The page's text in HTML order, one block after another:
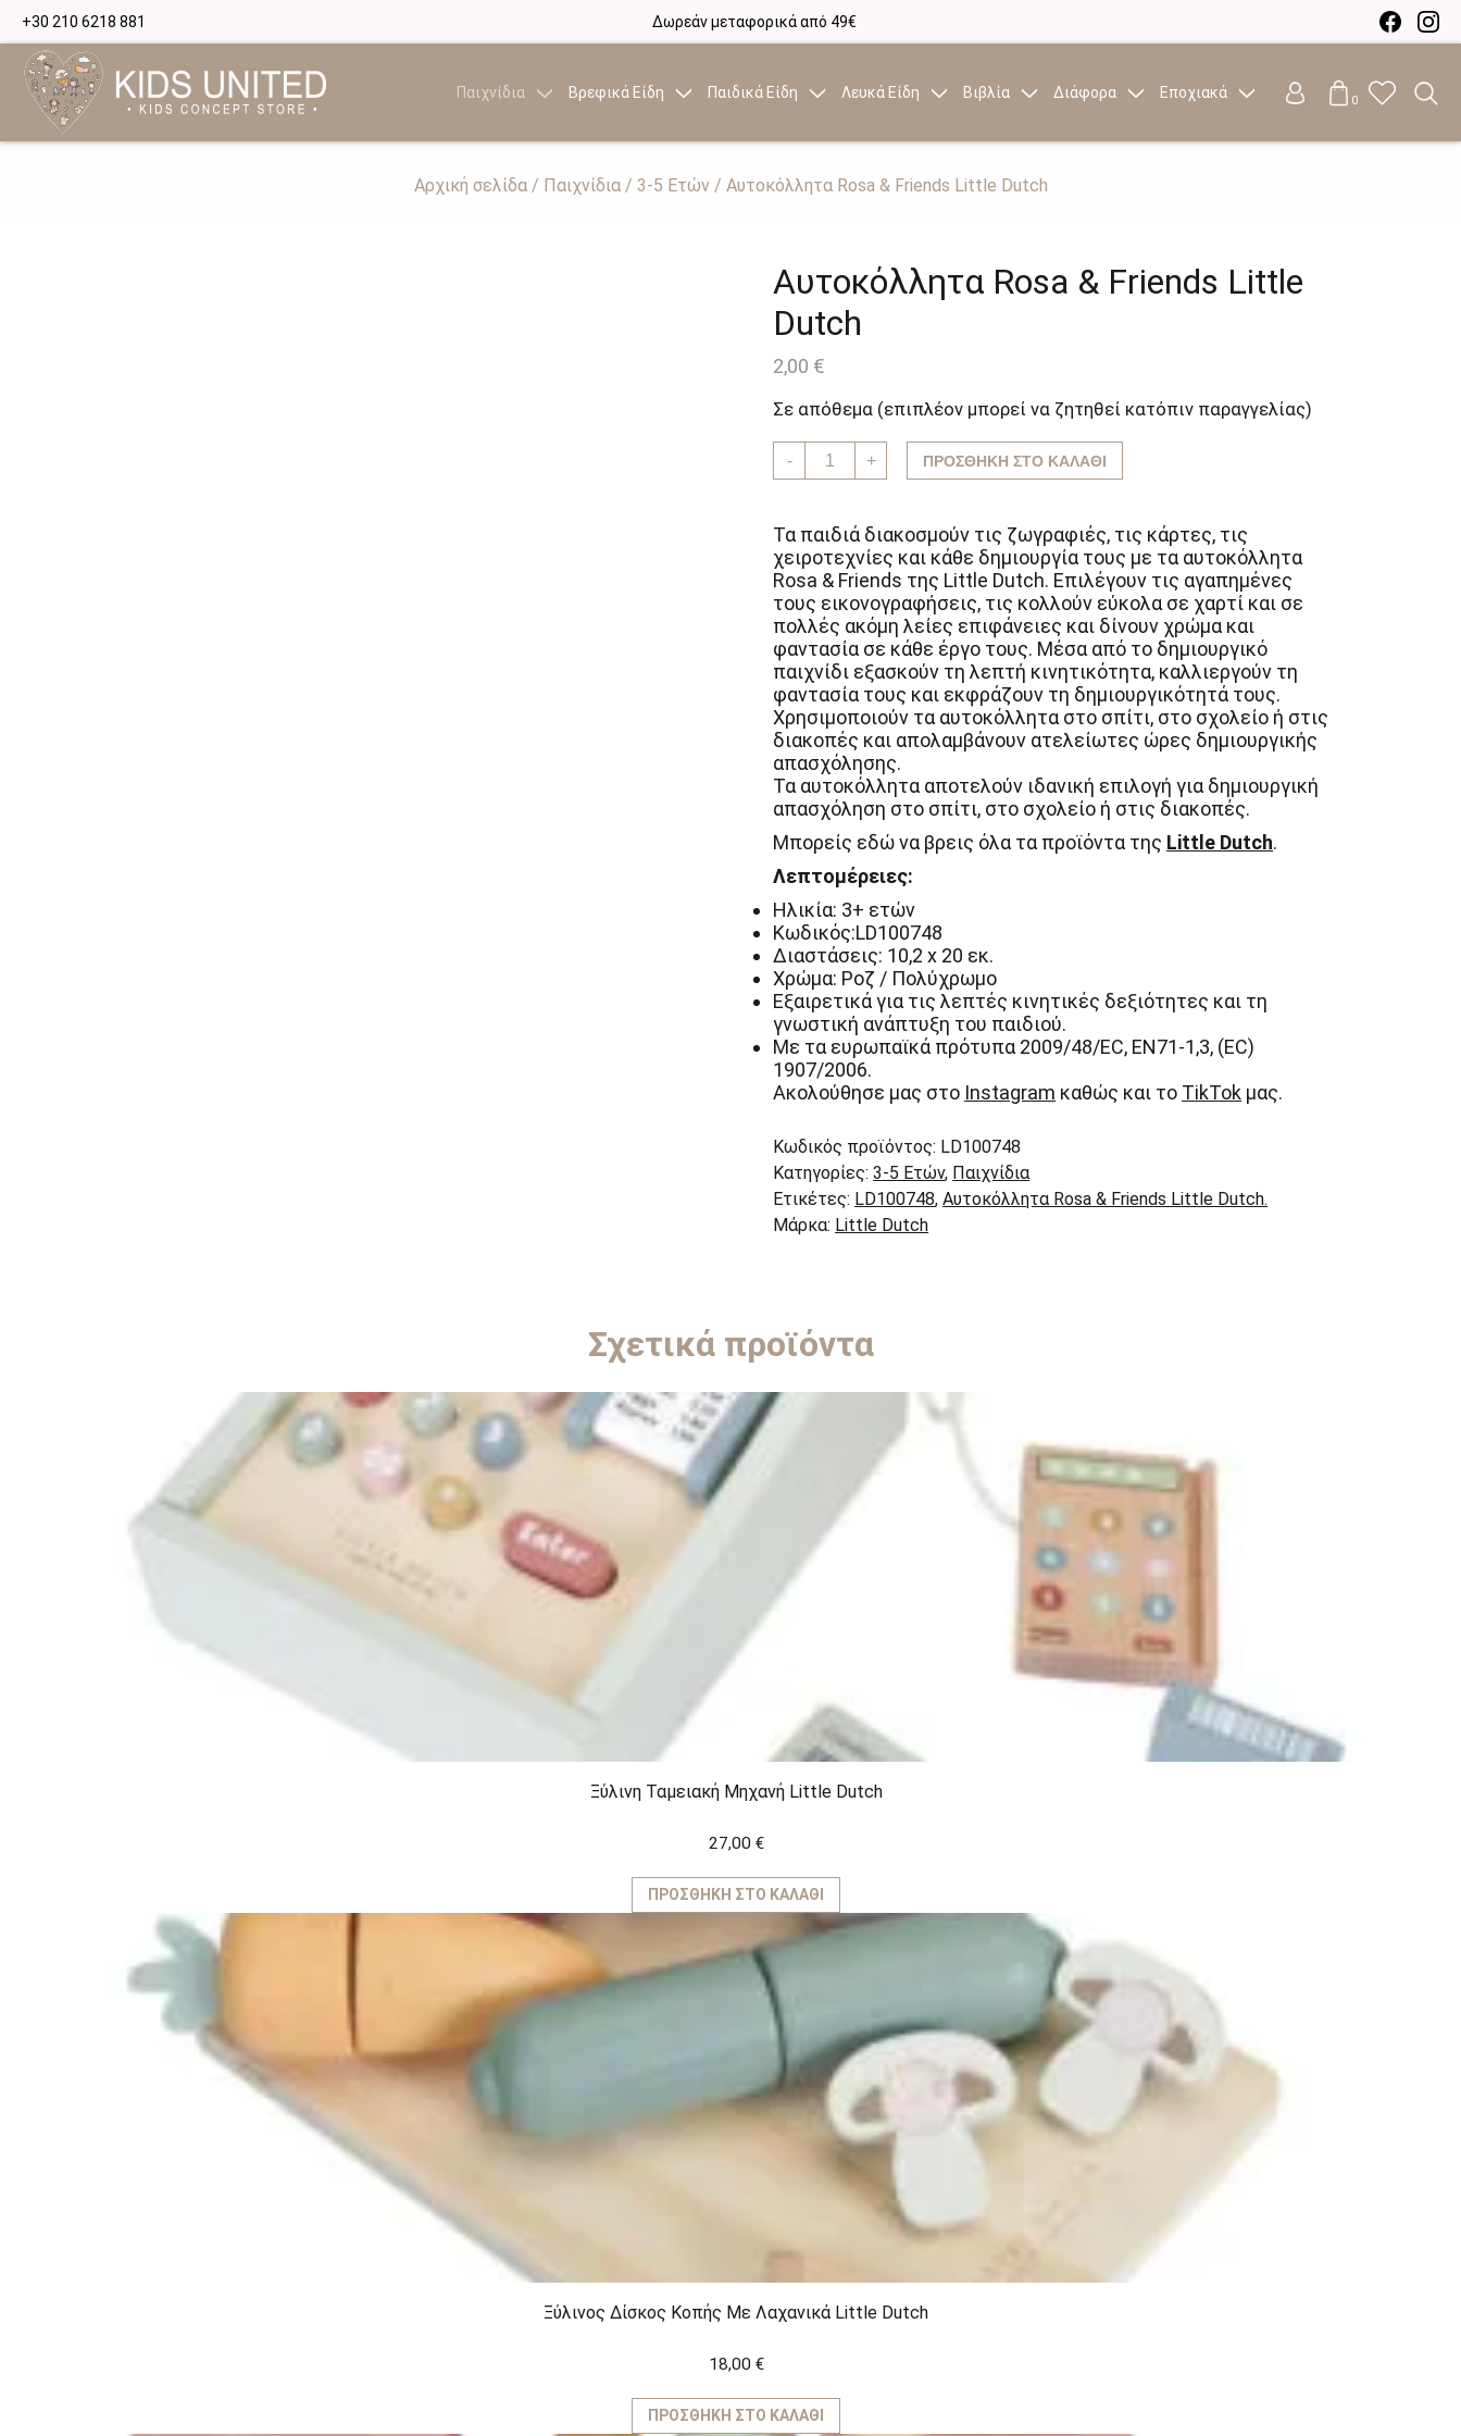
+30 210 6218 881 Δωρεάν μεταφορικά από 49€
Παιχνίδια Βρεφικά Είδη Παιδικά Είδη Λευκά Είδη Βιβλία Διάφορα Εποχιακά 0
Αρχική σελίδα/ Παιχνίδια/ 3-5 Ετών/ Αυτοκόλλητα Rosa & Friends Little Dutch
Αυτοκόλλητα Rosa & Friends Little
Dutch
2,00 €
Σε απόθεμα (επιπλέον μπορεί να ζητηθεί κατόπιν παραγγελίας)
-
Αυτοκόλλητα
Rosa
Little
Dutch
ποσότητα
+ ΠΡΟΣΘΉΚΗ ΣΤΟ ΚΑΛΆΘΙ
Τα παιδιά διακοσμούν τις ζωγραφιές, τις κάρτες, τις
χειροτεχνίες και κάθε δημιουργία τους με τα αυτοκόλλητα
Rosa & Friends της Little Dutch. Επιλέγουν τις αγαπημένες
τους εικονογραφήσεις, τις κολλούν εύκολα σε χαρτί και σε
πολλές ακόμη λείες επιφάνειες και δίνουν χρώμα και
φαντασία σε κάθε έργο τους. Μέσα από το δημιουργικό
παιχνίδι εξασκούν τη λεπτή κινητικότητα, καλλιεργούν τη
φαντασία τους και εκφράζουν τη δημιουργικότητά τους.
Χρησιμοποιούν τα αυτοκόλλητα στο σπίτι, στο σχολείο ή στις
διακοπές και απολαμβάνουν ατελείωτες ώρες δημιουργικής
απασχόλησης.
Τα αυτοκόλλητα αποτελούν ιδανική επιλογή για δημιουργική
απασχόληση στο σπίτι, στο σχολείο ή στις διακοπές.
Μπορείς εδώ να βρεις όλα τα προϊόντα της Little Dutch.
Λεπτομέρειες:
Ηλικία: 3+ ετών
Κωδικός:LD100748
Διαστάσεις: 10,2 x 20 εκ.
Χρώμα: Ροζ / Πολύχρωμo
Εξαιρετικά για τις λεπτές κινητικές δεξιότητες και τη
γνωστική ανάπτυξη του παιδιού.
Με τα ευρωπαϊκά πρότυπα 2009/48/EC, EN71-1,3, (EC)
1907/2006.
Ακολούθησε μας στο Instagram καθώς και το TikTok μας.
Κωδικός προϊόντος: LD100748
Κατηγορίες:3-5 Ετών, Παιχνίδια
Ετικέτες: LD100748,Αυτοκόλλητα Rosa & Friends Little Dutch.
Μάρκα: Little Dutch
Σχετικά προϊόντα
Ξύλινη Ταμειακή Μηχανή Little Dutch
27,00 €
ΠΡΟΣΘΉΚΗ ΣΤΟ ΚΑΛΆΘΙ
Ξύλινος Δίσκος Κοπής Με Λαχανικά Little Dutch
18,00 €
ΠΡΟΣΘΉΚΗ ΣΤΟ ΚΑΛΆΘΙ